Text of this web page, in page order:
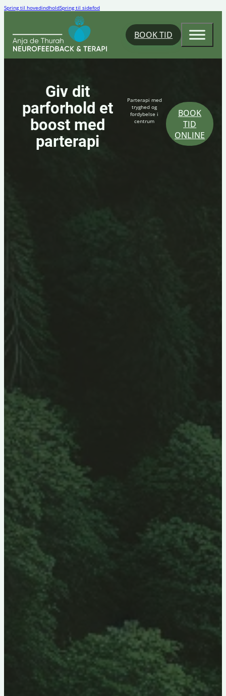
Spring til hovedindholdSpring til sidefod
BOOK TID
Giv dit
parforhold et
boost med
parterapi
Parterapi med
tryghed og
fordybelse i
centrum
BOOK
TID
ONLINE